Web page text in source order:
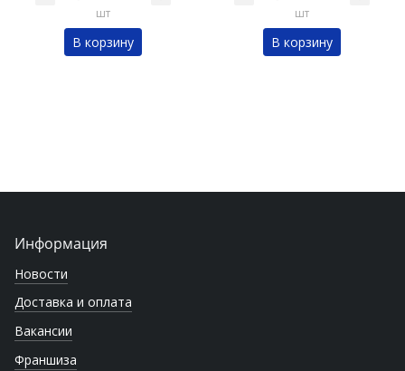
шт
В корзину
шт
В корзину
Информация
Новости
Доставка и оплата
Вакансии
Франшиза